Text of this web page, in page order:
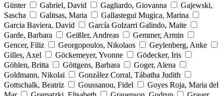
Günter
Gabriel, David Gagliardo, Giovanna
Gajewski,
Sascha
Galitsas, Maria
Gallastegui Mugica, Marina
Garcia Baviera, David
García Golzarri Galindo, Maite
Garde, Barbara
Geißler, Andreas
Gemmer, Armin
Gencer, Filiz
Georgopoulos, Nikolaos
Geylenberg, Anke
Gilles, Axel
Göckemeyer, Yvonne
Gödecker, Iris
Göhlen, Britta
Göttgens, Barbara
Goger, Alena
Goldmann, Nikolai
González Corral, Tábatha Judith
Gottschalk, Beatriz
Goussanou, Fidel
Goyes Roja, Maria del